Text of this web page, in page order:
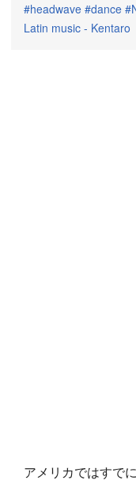
#headwave #dance
Latin music - Kentaro
アメリカではすで